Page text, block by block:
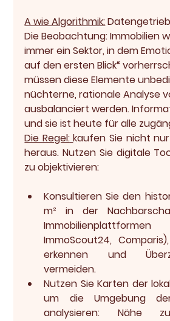
A wie Algorithmik:
Die Beobachtung: Immobilien
immer ein Sektor, in dem
auf den ersten Blick“
müssen diese Elemente
nüchterne, rationale Analyse
ausbalanciert werden.
und sie ist heute für alle
Die Regel: kaufen Sie nicht
heraus. Nutzen Sie digitale
zu objektivieren:
Konsultieren Sie den
m² in der
ImmoScout24,
erkennen und
vermeiden.
Nutzen Sie Karten der
um die Umgebung
analysieren: Nähe